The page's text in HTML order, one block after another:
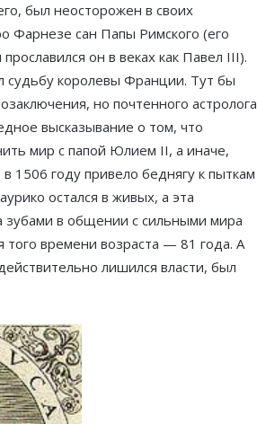
был неосторожен в своих
Фарнезе сан Папы Римского (его
он в веках как Павел III).
судьбу королевы Франции. Тут бы
но почтенного астролога
высказывание о том, что
мир с папой Юлием II, а иначе,
1506 году привело беднягу к пыткам
остался в живых, а эта
зубами в общении с сильными мира
того времени возраста — 81 года. А
лишился власти, был